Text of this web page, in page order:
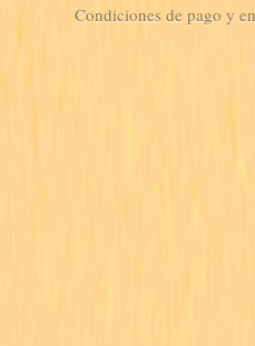
Condiciones de pago y